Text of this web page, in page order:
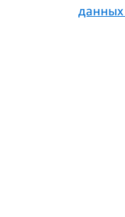
данных